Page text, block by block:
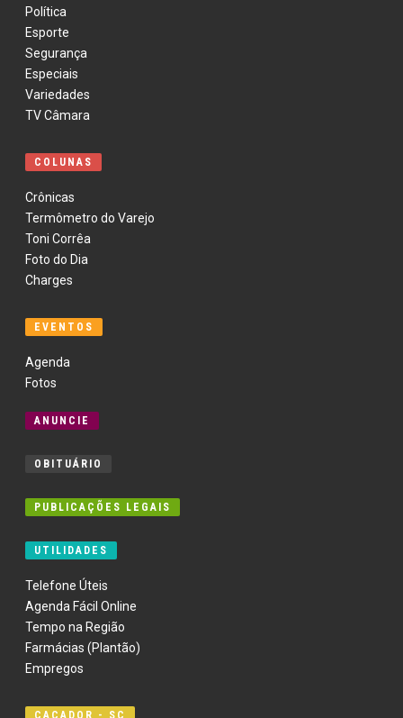
Política
Esporte
Segurança
Especiais
Variedades
TV Câmara
COLUNAS
Crônicas
Termômetro do Varejo
Toni Corrêa
Foto do Dia
Charges
EVENTOS
Agenda
Fotos
ANUNCIE
OBITUÁRIO
PUBLICAÇÕES LEGAIS
UTILIDADES
Telefone Úteis
Agenda Fácil Online
Tempo na Região
Farmácias (Plantão)
Empregos